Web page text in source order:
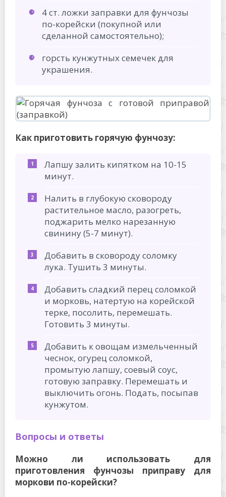
4 ст. ложки заправки для фунчозы
по-корейски (покупной или
сделанной самостоятельно);
горсть кунжутных семечек для
украшения.
Как приготовить горячую фунчозу:
Лапшу залить кипятком на 10-15
минут.
Налить в глубокую сковороду
растительное масло, разогреть,
поджарить мелко нарезанную
свинину (5-7 минут).
Добавить в сковороду соломку
лука. Тушить 3 минуты.
Добавить сладкий перец соломкой
и морковь, натертую на корейской
терке, посолить, перемешать.
Готовить 3 минуты.
Добавить к овощам измельченный
чеснок, огурец соломкой,
промытую лапшу, соевый соус,
готовую заправку. Перемешать и
выключить огонь. Подать, посыпав
кунжутом.
Вопросы и ответы
Можно ли использовать для
приготовления фунчозы приправу для
моркови по-корейски?